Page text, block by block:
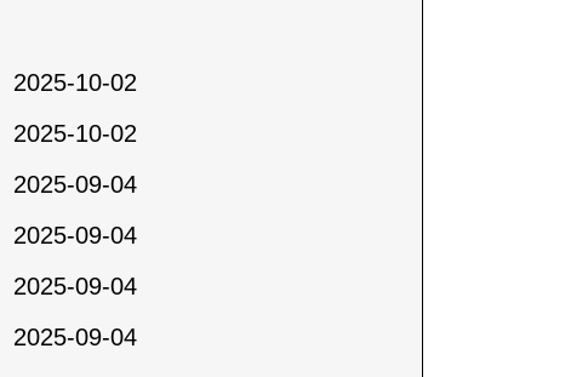
2025-10-02
2025-10-02
2025-09-04
2025-09-04
2025-09-04
2025-09-04